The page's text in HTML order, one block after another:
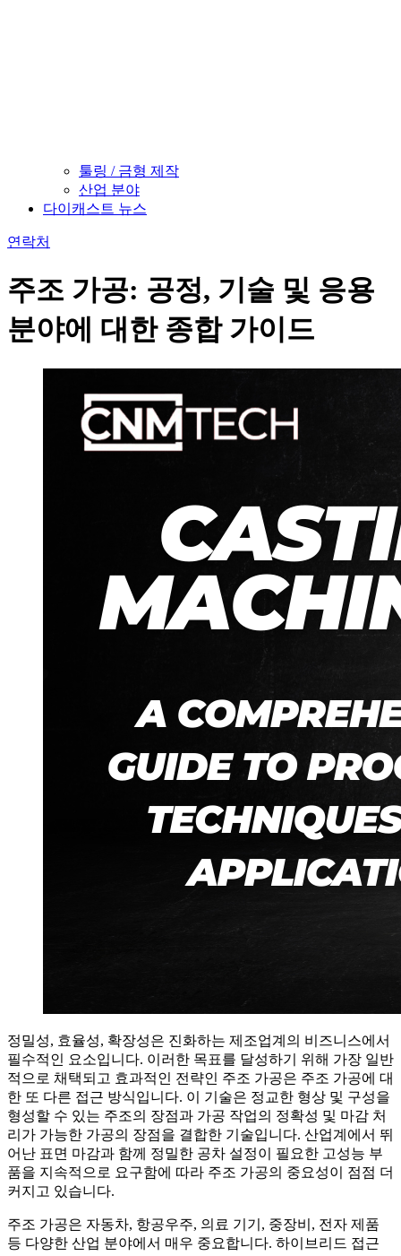
툴링 / 금형 제작
산업 분야
다이캐스트 뉴스
연락처
주조 가공: 공정, 기술 및 응용
분야에 대한 종합 가이드
정밀성, 효율성, 확장성은 진화하는 제조업계의 비즈니스에서
필수적인 요소입니다. 이러한 목표를 달성하기 위해 가장 일반
적으로 채택되고 효과적인 전략인 주조 가공은 주조 가공에 대
한 또 다른 접근 방식입니다. 이 기술은 정교한 형상 및 구성을
형성할 수 있는 주조의 장점과 가공 작업의 정확성 및 마감 처
리가 가능한 가공의 장점을 결합한 기술입니다. 산업계에서 뛰
어난 표면 마감과 함께 정밀한 공차 설정이 필요한 고성능 부
품을 지속적으로 요구함에 따라 주조 가공의 중요성이 점점 더
커지고 있습니다.
주조 가공은 자동차, 항공우주, 의료 기기, 중장비, 전자 제품
등 다양한 산업 분야에서 매우 중요합니다. 하이브리드 접근